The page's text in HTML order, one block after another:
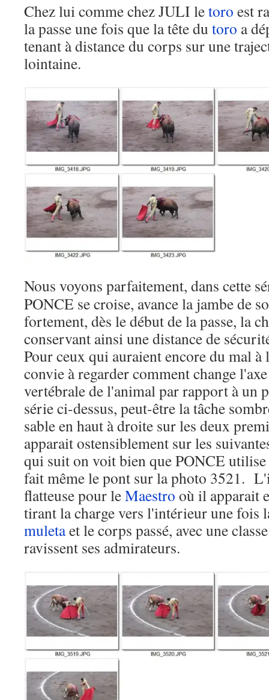
Chez lui comme chez JULI letoro est
la passe une fois que la tête du toro a
tenant à distance du corps sur une
lointaine.
Nous voyons parfaitement, dans cette
PONCE se croise, avance la jambe de
fortement, dès le début de la passe, la
conservant ainsi une distance de
Pour ceux qui auraient encore du mal à
convie à regarder comment change
vertébrale de l'animal par rapport à un
série ci-dessus, peut-être la tâche
sable en haut à droite sur les deux
apparait ostensiblement sur les
qui suit on voit bien que PONCE
fait même le pont sur la photo 3521.
flatteuse pour leMaestro où il apparait
tirant la charge vers l'intérieur une fois
muletaet le corps passé, avec une
ravissent ses admirateurs.